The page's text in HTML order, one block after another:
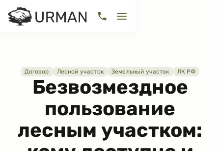
Договор Лесной участок Земельный участок ЛК РФ
Безвозмездное
пользование
лесным участком: